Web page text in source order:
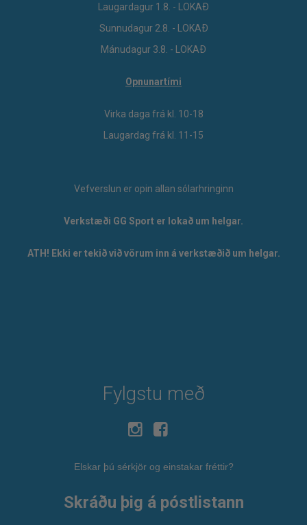
Laugardagur 1.8. - LOKAÐ
Sunnudagur 2.8. - LOKAÐ
Mánudagur 3.8. - LOKAÐ
Opnunartími
Virka daga frá kl. 10-18
Laugardag frá kl. 11-15
Vefverslun er opin allan sólarhringinn
Verkstæði GG Sport er lokað um helgar.
ATH! Ekki er tekið við vörum inn á verkstæðið um helgar.
Fylgstu með
Elskar þú sérkjör og einstakar fréttir?
Skráðu þig á póstlistann